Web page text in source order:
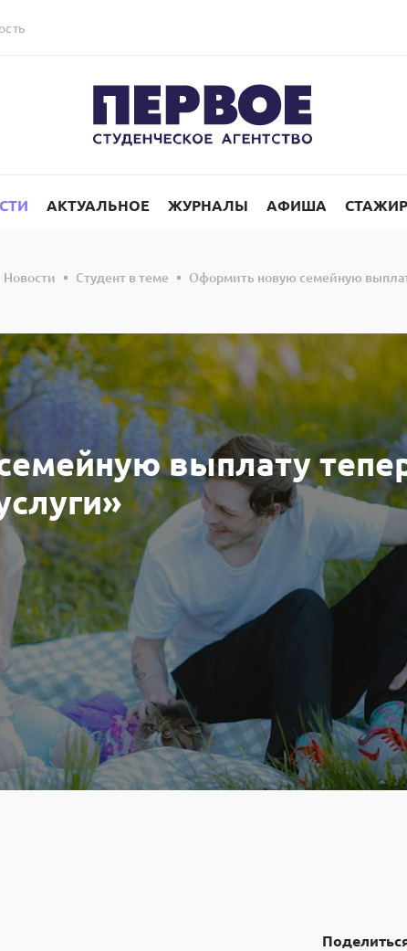
АКТУАЛЬНОЕ ЖУРНАЛЫ АФИША
Новости Студент в теме Оформить новую семейную
выплату